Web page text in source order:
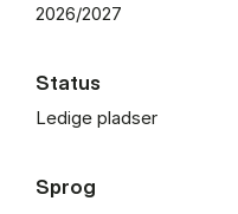
2026/2027
Status
Ledige pladser
Sprog